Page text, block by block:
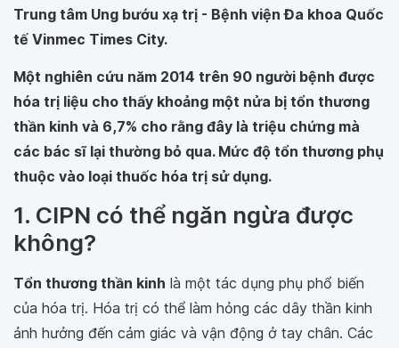
Trung tâm Ung bướu xạ trị - Bệnh viện Đa khoa Quốc
tế Vinmec Times City.
Một nghiên cứu năm 2014 trên 90 người bệnh được
hóa trị liệu cho thấy khoảng một nửa bị tổn thương
thần kinh và 6,7% cho rằng đây là triệu chứng mà
các bác sĩ lại thường bỏ qua. Mức độ tổn thương phụ
thuộc vào loại thuốc hóa trị sử dụng.
1. CIPN có thể ngăn ngừa được
không?
Tổn thương thần kinh là một tác dụng phụ phổ biến
của hóa trị. Hóa trị có thể làm hỏng các dây thần kinh
ảnh hưởng đến cảm giác và vận động ở tay chân. Các